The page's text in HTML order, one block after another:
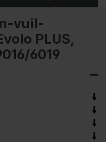
vuil-
PLUS,
6019